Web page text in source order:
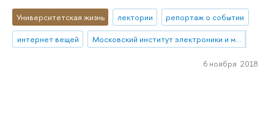
Университетская жизнь лектории
репортаж о событии
интернет вещей
Московский институт электроники и математики им. А.Н. Тихонова
6 ноября 2018